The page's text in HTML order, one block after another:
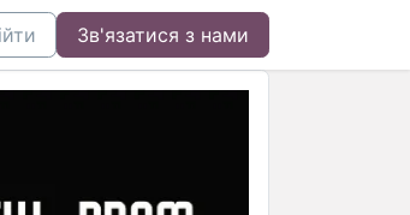
Зв'язатися з нами